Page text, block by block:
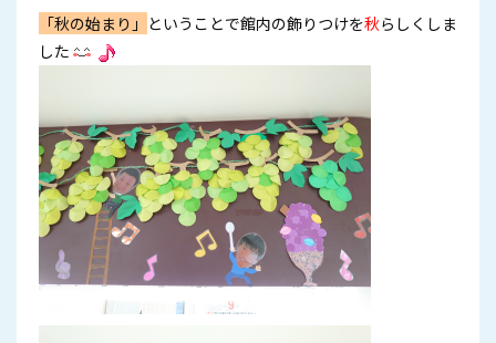
「秋の始まり」 ということで館内の飾りつけを秋らしくしま
した